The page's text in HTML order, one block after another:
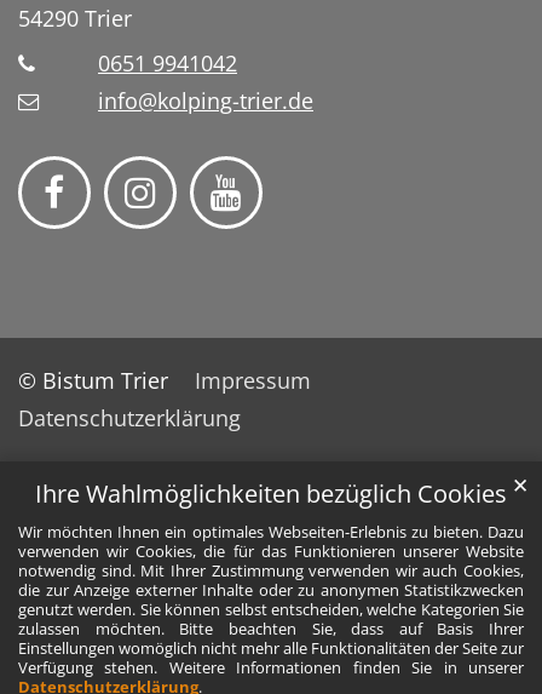
Ihre Wahlmöglichkeiten bezüglich Cookies
Wir möchten Ihnen ein optimales Webseiten-Erlebnis zu bieten. Dazu
verwenden wir Cookies, die für das Funktionieren unserer Website
notwendig sind. Mit Ihrer Zustimmung verwenden wir auch Cookies,
die zur Anzeige externer Inhalte oder zu anonymen Statistikzwecken
genutzt werden. Sie können selbst entscheiden, welche Kategorien Sie
zulassen möchten. Bitte beachten Sie, dass auf Basis Ihrer
Einstellungen womöglich nicht mehr alle Funktionalitäten der Seite zur
Verfügung stehen. Weitere Informationen finden Sie in unserer
Datenschutzerklärung.
✕
54290 Trier
0651 9941042
info@kolping-trier.de
© Bistum Trier
Impressum
Datenschutzerklärung